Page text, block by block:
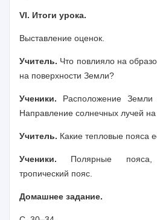
VI. Итоги урока.
Выставление оценок.
Учитель. Что повлияло на
на поверхности Земли?
Ученики. Расположение Земли
Направление солнечных лучей
Учитель. Какие тепловые пояса
Ученики. Полярные пояса,
тропический пояс.
Домашнее задание.